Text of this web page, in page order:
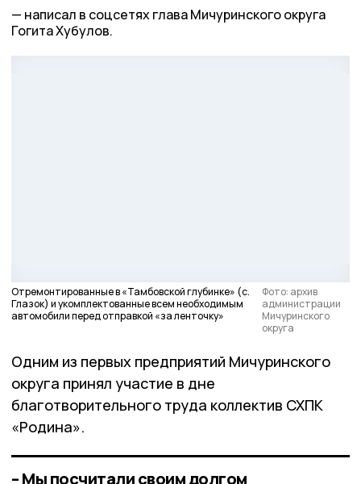
написал в соцсетях глава Мичуринского округа
Гогита Хубулов.
Отремонтированные в «Тамбовской глубинке» (с.
Глазок) и укомплектованные всем необходимым
автомобили перед отправкой «за ленточку»
Фото: архив
администрации
Мичуринского
округа
Одним из первых предприятий Мичуринского
округа принял участие в дне
благотворительного труда коллектив СХПК
«Родина».
– Мы посчитали своим долгом